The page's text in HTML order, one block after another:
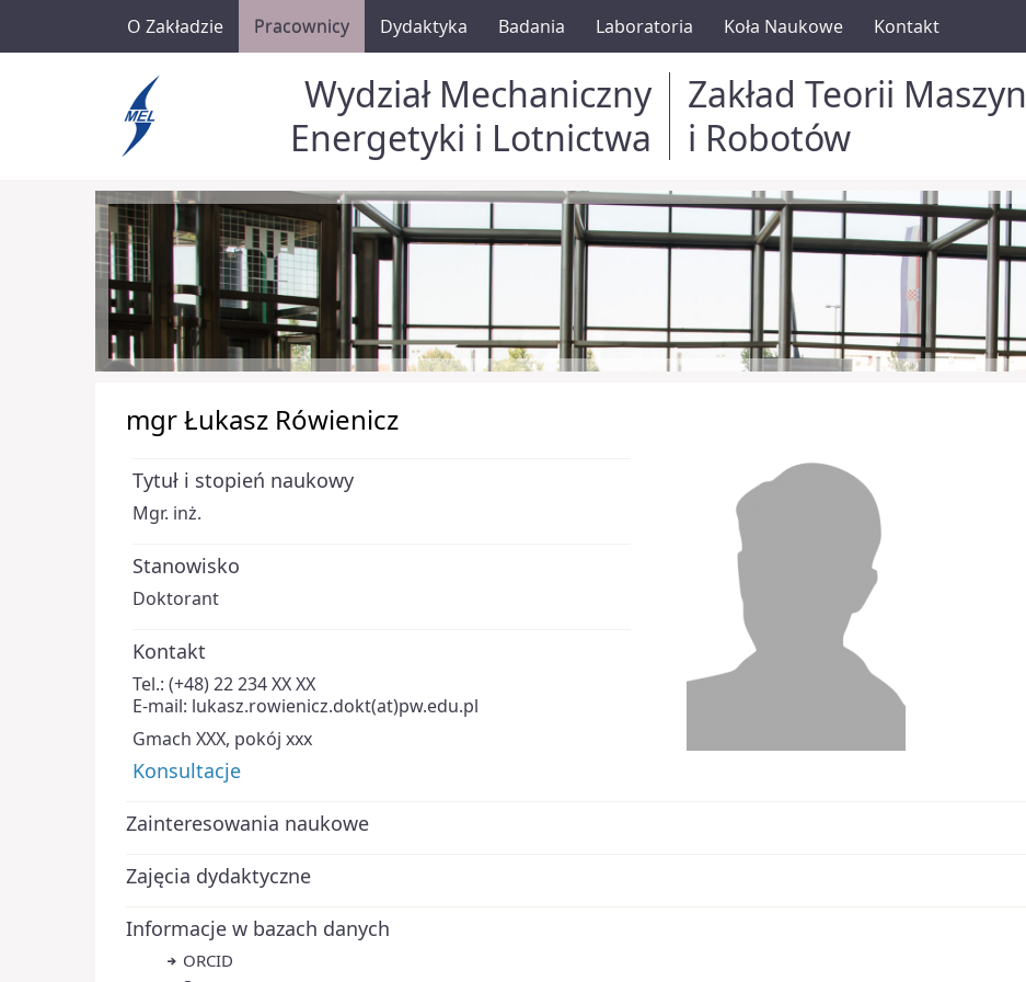
O Zakładzie Pracownicy Dydaktyka Badania Laboratoria Koła Naukowe Kontakt
Wydział Mechaniczny
Energetyki i Lotnictwa
Zakład Teorii Maszyn
i Robotów
mgr Łukasz Rówienicz
Tytuł i stopień naukowy
Mgr. inż.
Stanowisko
Doktorant
Kontakt
Tel.: (+48) 22 234 XX XX
E-mail: lukasz.rowienicz.dokt(at)pw.edu.pl
Gmach XXX, pokój xxx
Konsultacje
Zainteresowania naukowe
Zajęcia dydaktyczne
Informacje w bazach danych
ORCID